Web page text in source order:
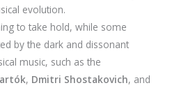
evolution.
to take hold, while some
by the dark and dissonant
music, such as the
, Dmitri Shostakovich, and